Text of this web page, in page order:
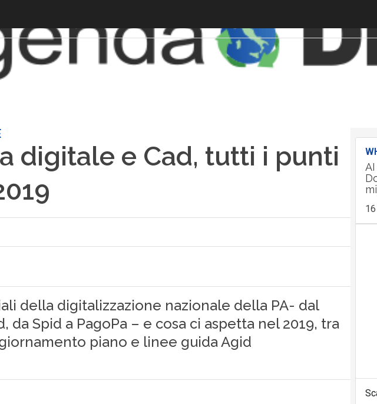
digitale e Cad, tutti i punti
della digitalizzazione nazionale della PA- dal
da Spid a PagoPa – e cosa ci aspetta nel 2019, tra
piano e linee guida Agid